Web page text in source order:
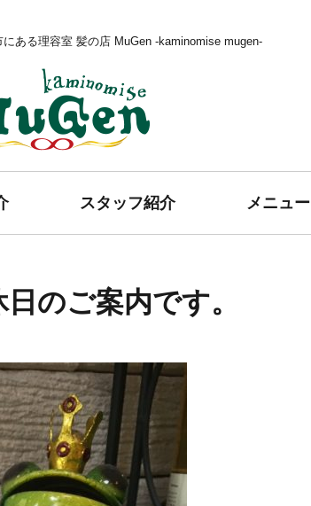
ある理容室 髪の店 MuGen -kaminomise mugen-
スタッフ紹介 メニュー
のご案内です。